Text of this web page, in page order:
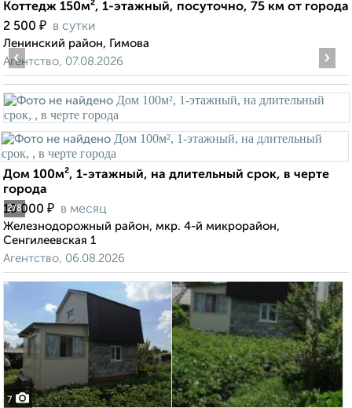
Коттедж 150м², 1-этажный, посуточно, 75 км от города
2 500 ₽ в сутки
Ленинский район, Гимова
Агентство, 07.08.2026
2/8
‹ ›
Дом 100м², 1-этажный, на длительный срок, в черте
города
10 000 ₽ в месяц
Железнодорожный район, мкр. 4-й микрорайон,
Сенгилеевская 1
Агентство, 06.08.2026
7